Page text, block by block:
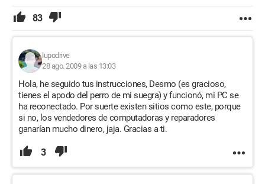
83
lupodrive
28 ago. 2009 a las 13:03
Hola, he seguido tus instrucciones, Desmo (es gracioso,
tienes el apodo del perro de mi suegra) y funcionó, mi PC se
ha reconectado. Por suerte existen sitios como este, porque
si no, los vendedores de computadoras y reparadores
ganarían mucho dinero, jaja. Gracias a ti.
3